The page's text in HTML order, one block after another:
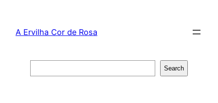
content
A Ervilha Cor de Rosa
Search